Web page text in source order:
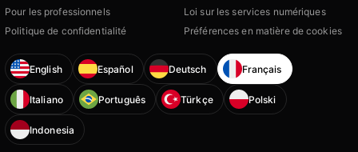
Pour les professionnels
Politique de confidentialité
Loi sur les services numériques
Préférences en matière de cookies
English Español Deutsch Français
Italiano Português Türkçe Polski
Indonesia